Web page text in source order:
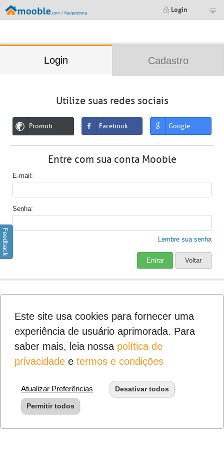
Login
Login Cadastro
Utilize suas redes sociais
Promob Facebook Google
Entre com sua conta Mooble
E-mail
Senha
Lembre sua senha
Entrar Voltar
Feedback
Este site usa cookies para fornecer uma
experiência de usuário aprimorada. Para
saber mais, leia nossa política de
privacidadee termos e condições
Atualizar Preferências Desativar todos
Permitir todos